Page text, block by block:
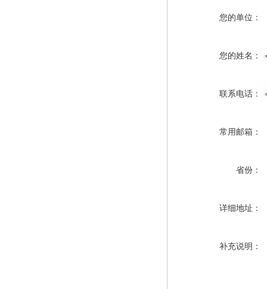
您的单位：
您的姓名：
联系电话：
常用邮箱：
省份：
详细地址：
补充说明：